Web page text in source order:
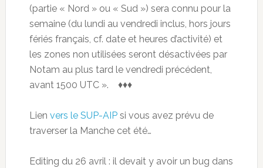
(partie « Nord » ou « Sud ») sera connu pour la
semaine (du lundi au vendredi inclus, hors jours
fériés français, cf. date et heures d’activité) et
les zones non utilisées seront désactivées par
Notam au plus tard le vendredi précédent,
avant 1500 UTC ». ♦♦♦
Lien vers le SUP-AIPsi vous avez prévu de
traverser la Manche cet été…
Editing du 26 avril : il devait y avoir un bug dans